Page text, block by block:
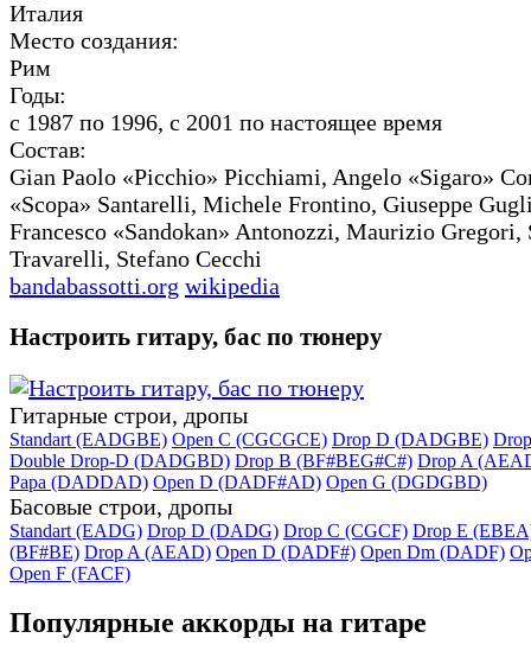
Италия
Место создания:
Рим
Годы:
с 1987 по 1996, с 2001 по настоящее время
Состав:
Gian Paolo «Picchio» Picchiami, Angelo «Sigaro»
«Scopa» Santarelli, Michele Frontino, Giuseppe
Francesco «Sandokan» Antonozzi, Maurizio Gregori,
Travarelli, Stefano Cecchi
bandabassotti.org wikipedia
Настроить гитару, бас по тюнеру
Гитарные строи, дропы
Standart (EADGBE) Open C (CGCGCE) Drop D (DADGBE)
Double Drop-D (DADGBD) Drop B (BF#BEG#C#) Drop A
Papa (DADDAD) Open D (DADF#AD) Open G (DGDGBD)
Басовые строи, дропы
Standart (EADG) Drop D (DADG) Drop C (CGCF) Drop E
(BF#BE) Drop A (AEAD) Open D (DADF#) Open Dm (DADF)
Open F (FACF)
Популярные аккорды на гитаре